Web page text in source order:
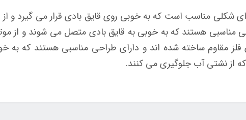
شکلی مناسب است که به خوبی روی قایق بادی قرار می گیرد و
مناسبی هستند که به خوبی به قایق بادی متصل می شوند و از
مقاوم ساخته شده اند و دارای طراحی مناسبی هستند که به
از نشتی آب جلوگیری می کنند.